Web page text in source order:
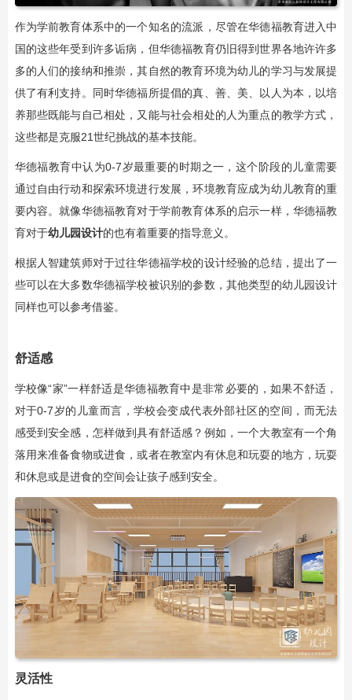
作为学前教育体系中的一个知名的流派，尽管在华德福教育进入中
国的这些年受到许多诟病，但华德福教育仍旧得到世界各地许许多
多的人们的接纳和推崇，其自然的教育环境为幼儿的学习与发展提
供了有利支持。同时华德福所提倡的真、善、美、以人为本，以培
养那些既能与自己相处，又能与社会相处的人为重点的教学方式，
这些都是克服21世纪挑战的基本技能。
华德福教育中认为0-7岁最重要的时期之一，这个阶段的儿童需要
通过自由行动和探索环境进行发展，环境教育应成为幼儿教育的重
要内容。就像华德福教育对于学前教育体系的启示一样，华德福教
育对于幼儿园设计的也有着重要的指导意义。
根据人智建筑师对于过往华德福学校的设计经验的总结，提出了一
些可以在大多数华德福学校被识别的参数，其他类型的幼儿园设计
同样也可以参考借鉴。
舒适感
学校像“家”一样舒适是华德福教育中是非常必要的，如果不舒适，
对于0-7岁的儿童而言，学校会变成代表外部社区的空间，而无法
感受到安全感，怎样做到具有舒适感？例如，一个大教室有一个角
落用来准备食物或进食，或者在教室内有休息和玩耍的地方，玩耍
和休息或是进食的空间会让孩子感到安全。
灵活性